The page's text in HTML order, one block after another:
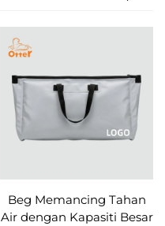
Beg Memancing Tahan
Air dengan Kapasiti Besar